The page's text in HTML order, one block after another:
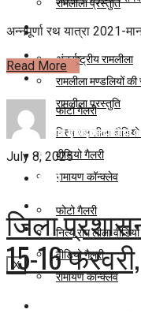
रामलीला प्रस्तुति
ग्लोबल इंसाइक्लोपीडिया
दीर्घा
गैलरी
फोटो गैलरी
नित्य राम लीला
वीडियो गैलरी
रामायण कॉन्क्लेव
आगामी गतिविधियां
सम्पर्क
X
रामलीला
अंतर्राष्ट्रीय रामलीला
रामलीला मण्डलियों
रामलीला प्रस्तुति
ग्लोबल इंसाइक्लोपीडिया
दीर्घा
गैलरी
फोटो गैलरी
नित्य राम लीला
वीडियो गैलरी
रामायण कॉन्क्लेव
अन्नपूर्णा रथ यात्रा 2021-
Read More
July 8, 2025
जिला
15-16